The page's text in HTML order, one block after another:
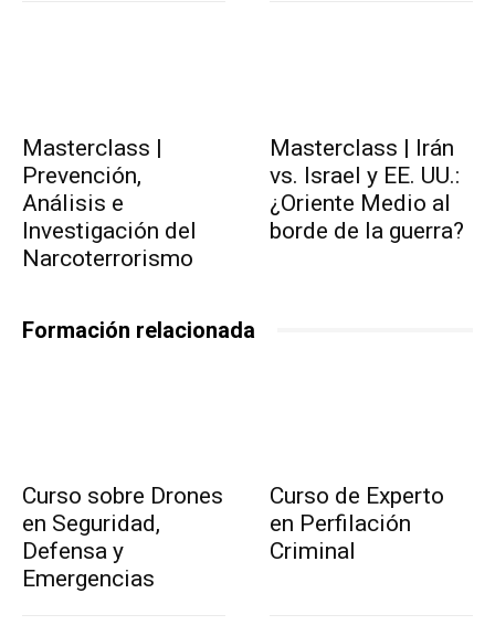
Masterclass |
Prevención,
Análisis e
Investigación del
Narcoterrorismo
Masterclass | Irán
vs. Israel y EE. UU.:
¿Oriente Medio al
borde de la guerra?
Formación relacionada
Curso sobre Drones
en Seguridad,
Defensa y
Emergencias
Curso de Experto
en Perfilación
Criminal